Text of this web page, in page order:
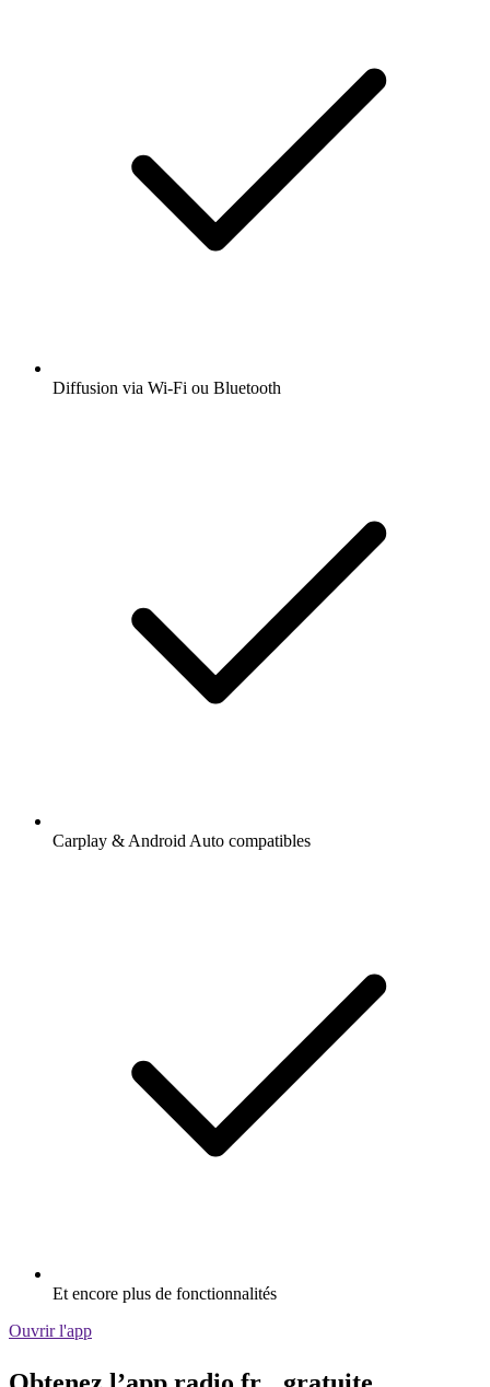
Diffusion via Wi-Fi ou Bluetooth
Carplay & Android Auto compatibles
Et encore plus de fonctionnalités
Ouvrir l'app